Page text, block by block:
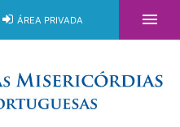
ÁREA PRIVADA 